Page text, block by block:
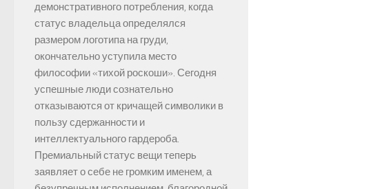
демонстративного потребления, когда
статус владельца определялся
размером логотипа на груди,
окончательно уступила место
философии «тихой роскоши». Сегодня
успешные люди сознательно
отказываются от кричащей символики в
пользу сдержанности и
интеллектуального гардероба.
Премиальный статус вещи теперь
заявляет о себе не громким именем, а